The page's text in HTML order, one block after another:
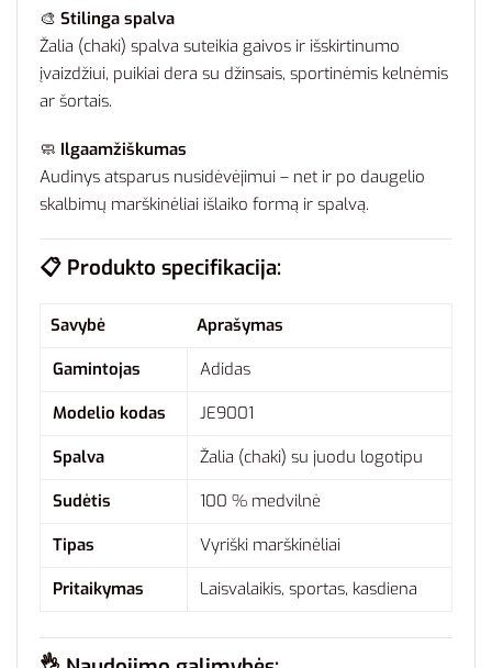
🎨 Stilinga spalva
Žalia (chaki) spalva suteikia gaivos ir išskirtinumo
įvaizdžiui, puikiai dera su džinsais, sportinėmis kelnėmis
ar šortais.
🧼 Ilgaamžiškumas
Audinys atsparus nusidėvėjimui – net ir po daugelio
skalbimų marškinėliai išlaiko formą ir spalvą.
📋 Produkto specifikacija:
Savybė
Aprašymas
Gamintojas
Adidas
Modelio kodas
JE9001
Spalva
Žalia (chaki) su juodu logotipu
Sudėtis
100 % medvilnė
Tipas
Vyriški marškinėliai
Pritaikymas
Laisvalaikis, sportas, kasdiena